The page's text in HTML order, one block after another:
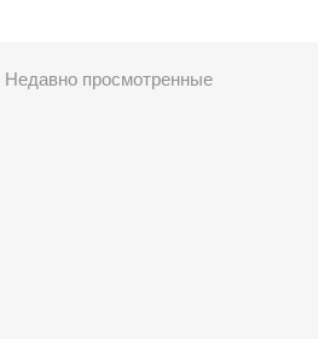
Недавно просмотренные